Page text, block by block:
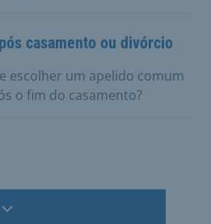
casamento ou divórcio
escolher um apelido comum
o fim do casamento?